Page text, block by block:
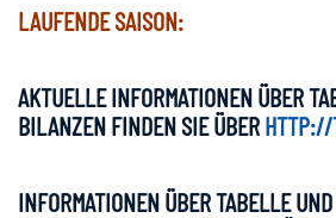
LAUFENDE SAISON:
AKTUELLE INFORMATIONEN ÜBER
BILANZEN FINDEN SIE ÜBERHTTP://
INFORMATIONEN ÜBER TABELLE